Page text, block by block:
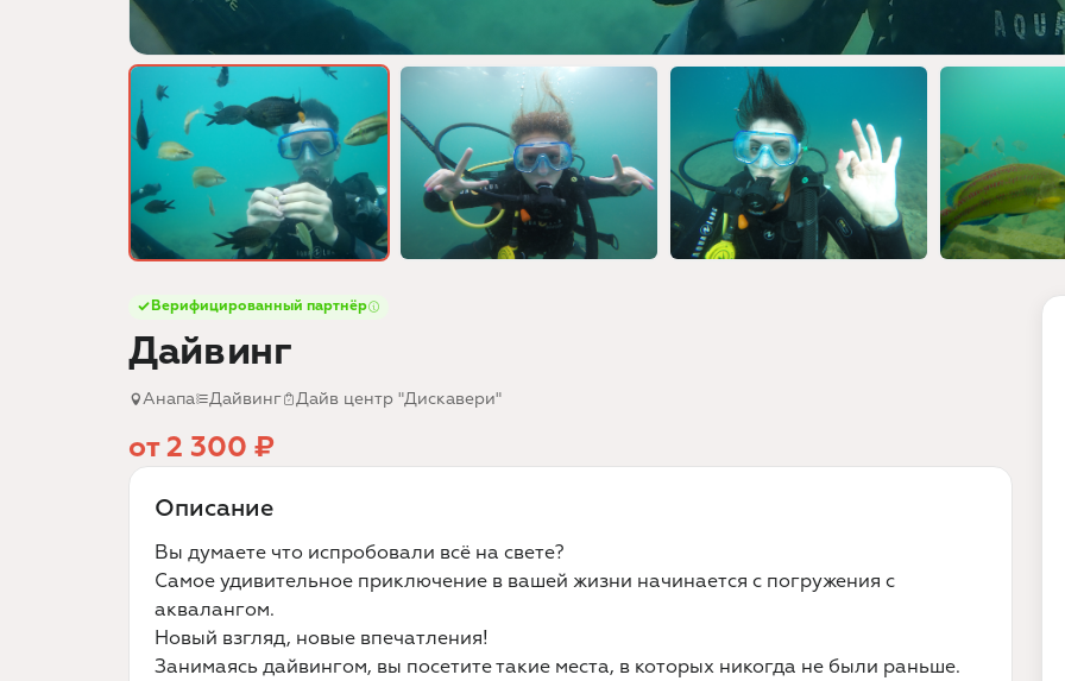
Верифицированный партнёр
Дайвинг
Анапа Дайвинг Дайв центр "Дискавери"
от 2 300 ₽
Описание
Вы думаете что испробовали всё на свете?
Самое удивительное приключение в вашей жизни начинается с погружения с
аквалангом.
Новый взгляд, новые впечатления!
Занимаясь дайвингом, вы посетите такие места, в которых никогда не были раньше.